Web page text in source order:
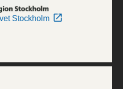
Stockholm